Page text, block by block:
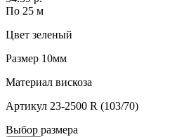
По 25 м
Цвет зеленый
Размер 10мм
Материал вискоза
Артикул 23-2500 R (103/70)
Выбор размера